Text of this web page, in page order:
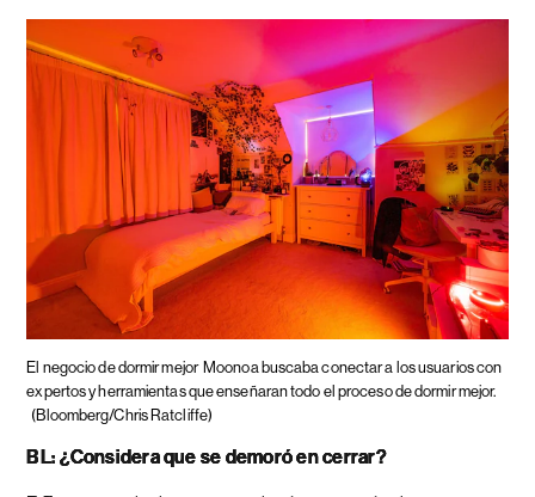
El negocio de dormir mejor Moonoa buscaba conectar a los usuarios con
expertos y herramientas que enseñaran todo el proceso de dormir mejor.
(Bloomberg/Chris Ratcliffe)
BL: ¿Considera que se demoró en cerrar?